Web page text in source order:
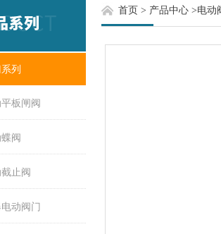
列
板闸阀
阀
止阀
动阀门
首页 > 产品中心>电动